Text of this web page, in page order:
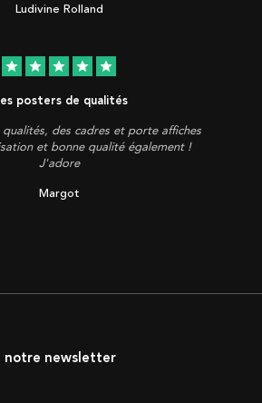
Ludivine Rolland
star star star star star
posters de qualités
des cadres et porte affiches
et bonne qualité également !
J'adore
Margot
notre newsletter